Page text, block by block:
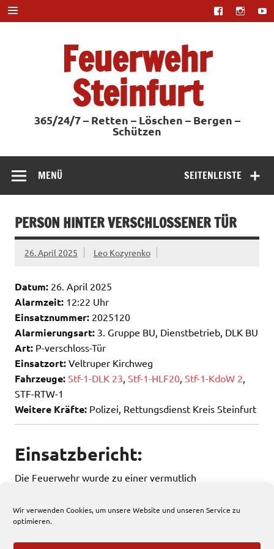
Wir verwenden Cookies, um unsere Website und unseren Service zu
optimieren.
Zum
Inhalt
springen
Feuerwehr
Steinfurt
365/24/7 – Retten – Löschen – Bergen –
Schützen
SEITENLEISTE
MENÜ
PERSON HINTER VERSCHLOSSENER TÜR
26. April 2025 Leo Kozyrenko
Datum: 26. April 2025
Alarmzeit: 12:22 Uhr
Einsatznummer: 2025120
Alarmierungsart: 3. Gruppe BU, Dienstbetrieb, DLK BU
Art: P-verschloss-Tür
Einsatzort: Veltruper Kirchweg
Fahrzeuge: Stf-1-DLK 23 Stf-1-HLF20 Stf-1-KdoW 2
STF-RTW-1
Weitere Kräfte: Polizei, Rettungsdienst Kreis Steinfurt
Einsatzbericht:
Die Feuerwehr wurde zu einer vermutlich
227 total views